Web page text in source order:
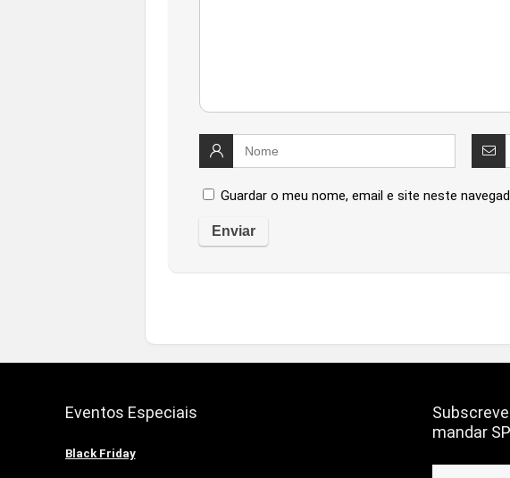
Guardar o meu nome, email e site neste
Eventos Especiais
Black Friday
mandar